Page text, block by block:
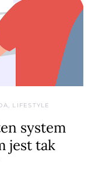
LIFESTYLE
system
jest tak